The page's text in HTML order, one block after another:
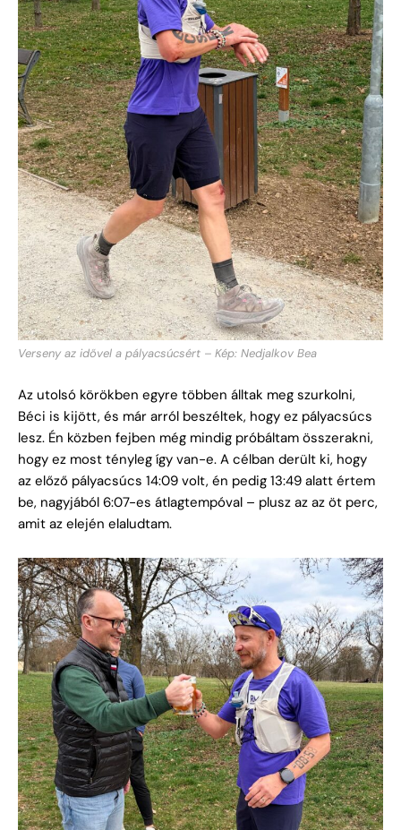
Verseny az idővel a pályacsúcsért – Kép: Nedjalkov Bea
Az utolsó körökben egyre többen álltak meg szurkolni,
Béci is kijött, és már arról beszéltek, hogy ez pályacsúcs
lesz. Én közben fejben még mindig próbáltam összerakni,
hogy ez most tényleg így van-e. A célban derült ki, hogy
az előző pályacsúcs 14:09 volt, én pedig 13:49 alatt értem
be, nagyjából 6:07-es átlagtempóval – plusz az az öt perc,
amit az elején elaludtam.